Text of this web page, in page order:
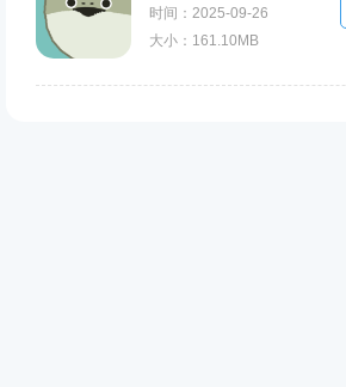
时间：2025-09-26
大小：161.10MB